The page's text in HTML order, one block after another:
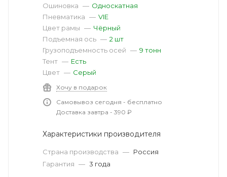
Ошиновка — Односкатная
Пневматика — VIE
Цвет рамы — Чёрный
Подъемная ось — 2 шт
Грузоподъемность осей — 9 тонн
Тент — Есть
Цвет — Серый
Хочу в подарок
Самовывоз сегодня - бесплатно
Доставка завтра - 390 ₽
Характеристики производителя
Страна производства — Россия
Гарантия — 3 года